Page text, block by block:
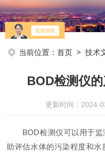
当前位置：首页 >技术
BOD检测仪
更新时间：
BOD检测仪可以用于监
助评估水体的污染程度和水